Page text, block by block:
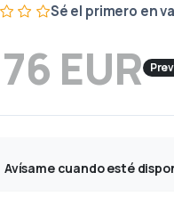
Sé el primero en
EUR
Avísame cuando esté